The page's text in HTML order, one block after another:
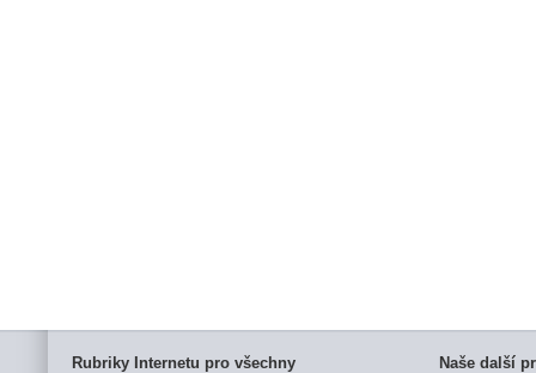
Rubriky Internetu pro všechny Naše další